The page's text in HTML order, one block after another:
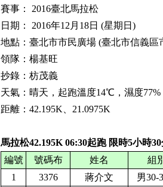
賽事： 2016臺北馬拉松
日期： 2016年12 月 18日 (星期日 )
地點：臺北市市民廣場 (臺北市信義區
領隊：楊基旺
抄錄：枋茂義
天氣：晴天，起跑溫度14℃，濕度77
距離：42.195K、21 .0975K
馬拉松42.195K 06:30起跑 限時5小時
編號
號碼布 姓名
組
1
3376 蔣介文
男30-